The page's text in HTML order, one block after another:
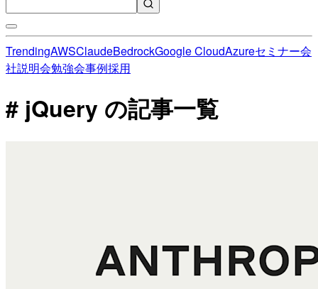
TrendingAWSClaudeBedrockGoogle CloudAzureセミナー会
社説明会勉強会事例採用
# jQuery の記事一覧